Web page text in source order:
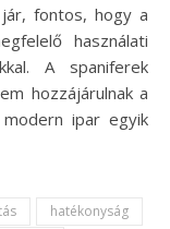
fontos, hogy a
használati
A spaniferek
hozzájárulnak a
ipar egyik
hatékonyság